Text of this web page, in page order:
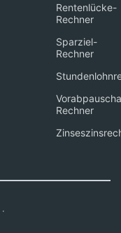
Rentenlücke-
Rechner
Sparziel-
Rechner
Rechner
·